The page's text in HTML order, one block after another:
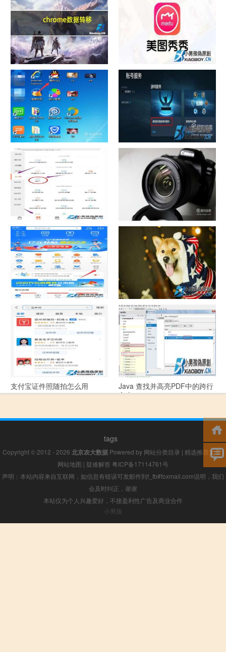
chrome数据转移 怎样给照片换背景
如何看认识QQ好友具体多少天
了
战网怎么修改昵称？
中国联通手机营业厅销户操作
指引
摄影作品的欣赏方法
支付宝怎么拍违章挣钱？
宠物定位器app开发可以解决哪
些问题？
支付宝证件照随拍怎么用
Java 查找并高亮PDF中的跨行
文本
tags
Copyright © 2012 - 2026 北京农大数据Powered by 网站分类目录 | 精选推荐文章|
网站地图 | 疑难解答 粤ICP备17114761号
声明：本站内容来自互联网，如信息有错误可发邮件到f_fb#foxmail.com说明，我们
会及时纠正，谢谢
本站仅为个人兴趣爱好，不接盈利性广告及商业合作
小男孩